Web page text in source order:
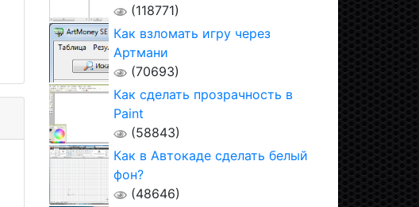
(118771)
Как взломать игру через
Артмани
(70693)
Как сделать прозрачность в
Paint
(58843)
Как в Автокаде сделать белый
фон?
(48646)